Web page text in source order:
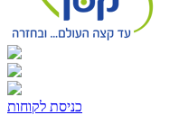
כניסת לקוחות